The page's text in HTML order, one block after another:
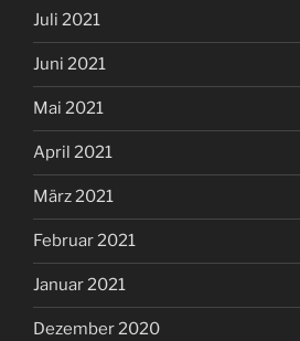
Juli 2021
Juni 2021
Mai 2021
April 2021
März 2021
Februar 2021
Januar 2021
Dezember 2020